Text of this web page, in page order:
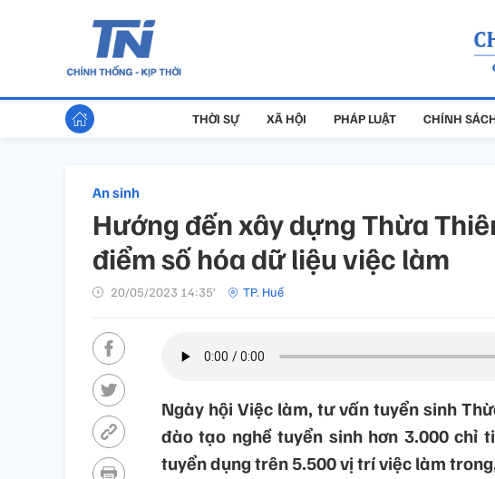
THỜI SỰ XÃ HỘI PHÁP LUẬT CHÍNH
An sinh
Hướng đến xây dựng Thừa
điểm số hóa dữ liệu việc làm
20/05/2023 14:35’ TP. Huế
Ngày hội Việc làm, tư vấn tuyển sinh
đào tạo nghề tuyển sinh hơn 3.000 chỉ
tuyển dụng trên 5.500 vị trí việc làm